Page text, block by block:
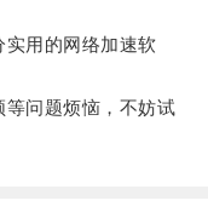
用的网络加速软
问题烦恼，不妨试